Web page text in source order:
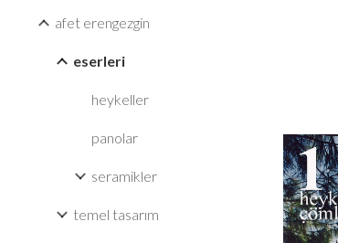
afet erengezgin
eserleri
heykeller
panolar
seramikler
temel tasarım